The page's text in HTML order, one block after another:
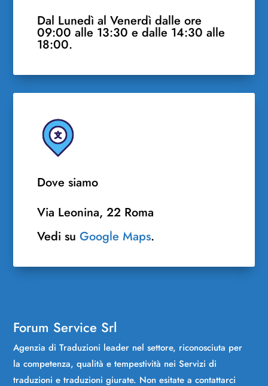
Dal Lunedì al Venerdì dalle ore
09:00 alle 13:30 e dalle 14:30 alle
18:00.
Dove siamo
Via Leonina, 22 Roma
Vedi suGoogle Maps.
Forum Service Srl
Agenzia di Traduzioni leader nel settore, riconosciuta per
la competenza, qualità e tempestività nei Servizi di
traduzioni e traduzioni giurate. Non esitate a contattarci